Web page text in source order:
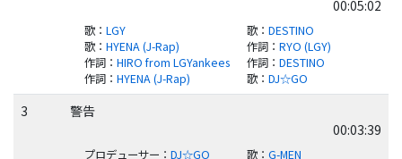
00:05:02
歌： LGY 歌： DESTINO
歌： HYENA (J-Rap) 作詞： RYO (LGY)
作詞： HIRO from LGYankees 作詞： DESTINO
作詞： HYENA (J-Rap) 歌： DJ☆GO
3
警告
00:03:39
プロデューサー ： DJ☆GO 歌： G-MEN